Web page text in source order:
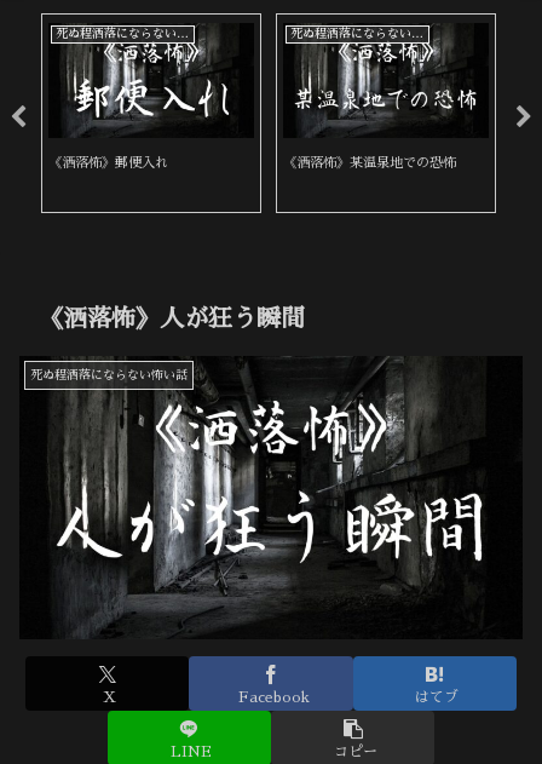
死ぬ程洒落にならない怖い話
《洒落怖》郵便入れ
死ぬ程洒落にならない怖い話
《洒落怖》某温泉地での恐怖
《洒落怖》人が狂う瞬間
死ぬ程洒落にならない怖い話
X Facebook はてブ
LINE コピー